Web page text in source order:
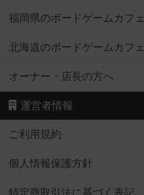
福岡県のボードゲームカフェ
北海道のボードゲームカフェ
オーナー・店長の方へ
運営者情報
ご利用規約
個人情報保護方針